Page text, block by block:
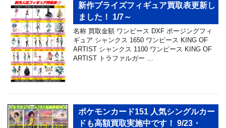
新作プライズフィギュア買取表更新し
ました！ 1/7～
名称 買取金額 ワンピース DXF ポージングフィ
ギュア シャンクス 1650 ワンピース KING OF
ARTIST シャンクス 1100 ワンピース KING OF
ARTIST トラファルガー …
ポケモンカード151 人気シングルカー
ドも高額買取実施中です！ 9/23・